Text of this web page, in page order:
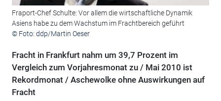
Fraport-Chef Schulte: Vor allem die wirtschaftliche Dynamik
Asiens habe zu dem Wachstum im Frachtbereich geführt
© Foto: ddp/Martin Oeser
Fracht in Frankfurt nahm um 39,7 Prozent im
Vergleich zum Vorjahresmonat zu / Mai 2010 ist
Rekordmonat / Aschewolke ohne Auswirkungen auf
Fracht